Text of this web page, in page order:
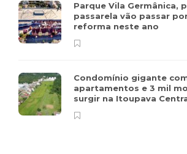
Parque Vila Germânica,
passarela vão passar
reforma neste ano
Condomínio gigante
apartamentos e 3 mil
surgir na Itoupava